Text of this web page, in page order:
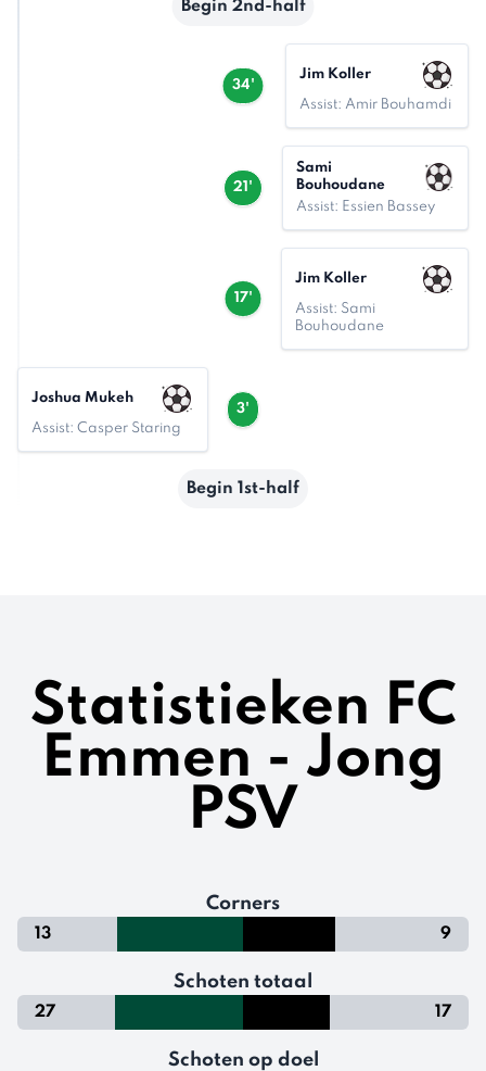
Begin 2nd-half
34'
Jim Koller
Assist: Amir Bouhamdi
21'
Sami
Bouhoudane
Assist: Essien Bassey
17'
Jim Koller
Assist: Sami
Bouhoudane
3'
Joshua Mukeh
Assist: Casper Staring
Begin 1st-half
Statistieken FC
Emmen - Jong
PSV
Corners
13 9
Schoten totaal
27 17
Schoten op doel